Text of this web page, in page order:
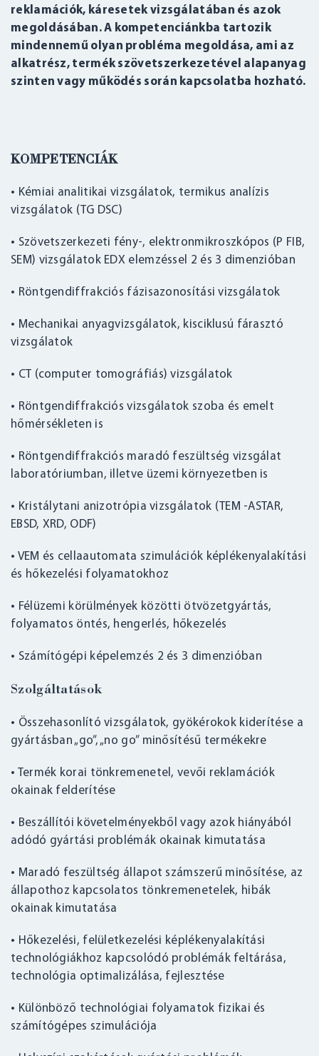
reklamációk, káresetek vizsgálatában és azok
megoldásában. A kompetenciánkba tartozik
mindennemű olyan probléma megoldása, ami az
alkatrész, termék szövetszerkezetével alapanyag
szinten vagy működés során kapcsolatba hozható.
KOMPETENCIÁK
• Kémiai analitikai vizsgálatok, termikus analízis
vizsgálatok (TG DSC)
• Szövetszerkezeti fény-, elektronmikroszkópos (P FIB,
SEM) vizsgálatok EDX elemzéssel 2 és 3 dimenzióban
• Röntgendiffrakciós fázisazonosítási vizsgálatok
• Mechanikai anyagvizsgálatok, kisciklusú fárasztó
vizsgálatok
• CT (computer tomográfiás) vizsgálatok
• Röntgendiffrakciós vizsgálatok szoba és emelt
hőmérsékleten is
• Röntgendiffrakciós maradó feszültség vizsgálat
laboratóriumban, illetve üzemi környezetben is
• Kristálytani anizotrópia vizsgálatok (TEM -ASTAR,
EBSD, XRD, ODF)
• VEM és cellaautomata szimulációk képlékenyalakítási
és hőkezelési folyamatokhoz
• Félüzemi körülmények közötti ötvözetgyártás,
folyamatos öntés, hengerlés, hőkezelés
• Számítógépi képelemzés 2 és 3 dimenzióban
Szolgáltatások
• Összehasonlító vizsgálatok, gyökérokok kiderítése a
gyártásban „go”, „no go” minősítésű termékekre
• Termék korai tönkremenetel, vevői reklamációk
okainak felderítése
• Beszállítói követelményekből vagy azok hiányából
adódó gyártási problémák okainak kimutatása
• Maradó feszültség állapot számszerű minősítése, az
állapothoz kapcsolatos tönkremenetelek, hibák
okainak kimutatása
• Hőkezelési, felületkezelési képlékenyalakítási
technológiákhoz kapcsolódó problémák feltárása,
technológia optimalizálása, fejlesztése
• Különböző technológiai folyamatok fizikai és
számítógépes szimulációja